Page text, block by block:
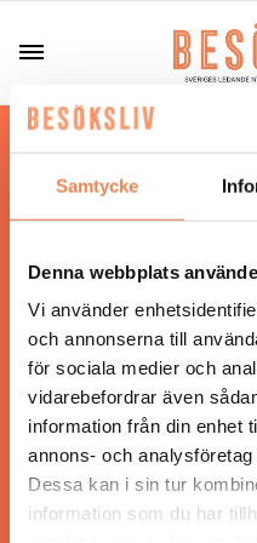
Samtycke
Denna webbplats
Vi använder
och annonserna till
för sociala medier och
vidarebefordrar även
information från din enhet
annons- och
Dessa kan i sin tur
information som du har
Hos oss läser du
nyheter och
Besöksliv i sin
Tidningen
Jonas